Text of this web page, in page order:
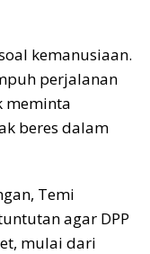
kemanusiaan.
perjalanan
meminta
beres dalam
Temi
agar DPP
mulai dari